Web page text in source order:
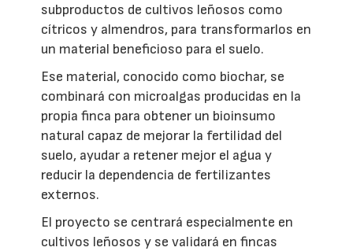
subproductos de cultivos leñosos como
cítricos y almendros, para transformarlos en
un material beneficioso para el suelo.
Ese material, conocido como biochar, se
combinará con microalgas producidas en la
propia finca para obtener un bioinsumo
natural capaz de mejorar la fertilidad del
suelo, ayudar a retener mejor el agua y
reducir la dependencia de fertilizantes
externos.
El proyecto se centrará especialmente en
cultivos leñosos y se validará en fincas